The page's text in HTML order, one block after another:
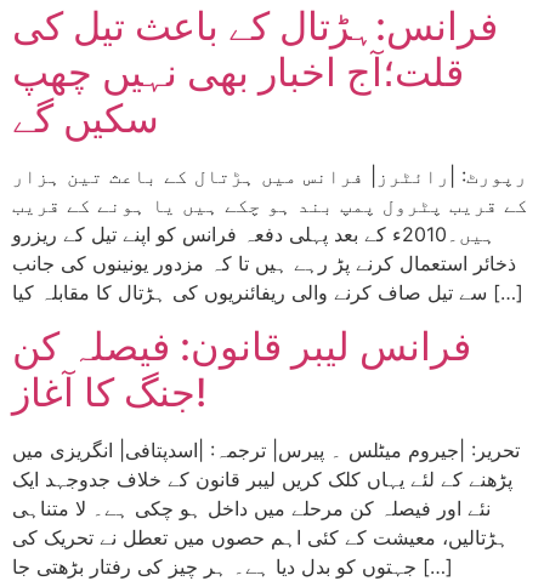
فرانس:ہڑتال کے باعث تیل کی
قلت؛آج اخبار بھی نہیں چھپ
سکیں گے
رپورٹ: |رائٹرز| فرانس میں ہڑتال کے باعث تین ہزار
کے قریب پٹرول پمپ بند ہو چکے ہیں یا ہونے کے قریب
ہیں۔2010ء کے بعد پہلی دفعہ فرانس کو اپنے تیل کے ریزرو
ذخائر استعمال کرنے پڑ رہے ہیں تا کہ مزدور یونینوں کی جانب
سے تیل صاف کرنے والی ریفائنریوں کی ہڑتال کا مقابلہ کیا […]
فرانس لیبر قانون: فیصلہ کن
جنگ کا آغاز!
تحریر: |جیروم میٹلس ۔ پیرس| ترجمہ: |اسدپتافی| انگریزی میں
پڑھنے کے لئے یہاں کلک کریں لیبر قانون کے خلاف جدوجہد ایک
نئے اور فیصلہ کن مرحلے میں داخل ہو چکی ہے۔ لا متناہی
ہڑتالیں، معیشت کے کئی اہم حصوں میں تعطل نے تحریک کی
جہتوں کو بدل دیا ہے۔ ہر چیز کی رفتار بڑھتی جا […]